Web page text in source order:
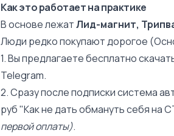
Как это работает на практике
В основе лежатЛид-магнит,
Люди редко покупают дорогое
1. Вы предлагаете бесплатно
Telegram.
2. Сразу после подписки система
руб "Как не дать обмануть себя на
первой оплаты).